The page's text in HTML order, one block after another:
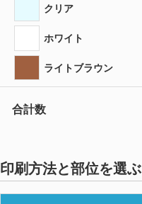
クリア
ホワイト
ライトブラウン
合計数
印刷方法と部位を選ぶ